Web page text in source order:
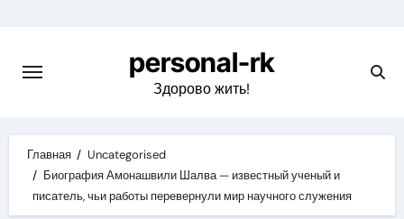
содержимому
personal-rk
Здорово жить!
Главная
Uncategorised
Биография Амонашвили Шалва — известный ученый и
писатель, чьи работы перевернули мир научного служения